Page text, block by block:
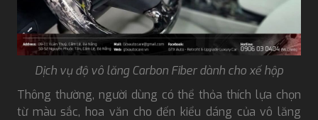
Dịch vụ độ vô lăng Carbon Fiber dành cho xế hộp
Thông thường, người dùng có thể thỏa thích lựa chọn
từ màu sắc, hoa văn cho đến kiểu dáng của vô lăng